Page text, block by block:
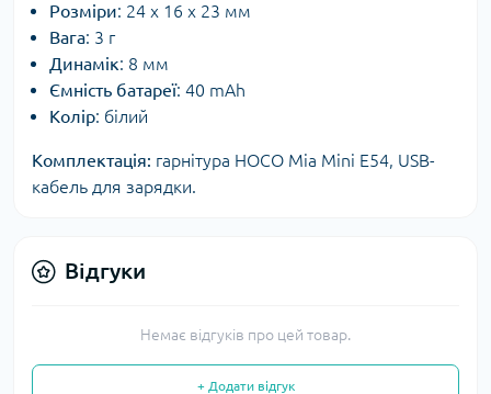
Розміри: 24 х 16 х 23 мм
Вага: 3 г
Динамік: 8 мм
Ємність батареї: 40 mAh
Колір: білий
Комплектація: гарнітура HOCO Mia Mini E54, USB-
кабель для зарядки.
Відгуки
Немає відгуків про цей товар.
+ Додати відгук